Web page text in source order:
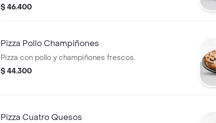
3 pimientas.
$ 46.400
Pizza Pollo Champiñones
Pizza con pollo y champiñones frescos.
$ 44.300
Pizza Cuatro Quesos